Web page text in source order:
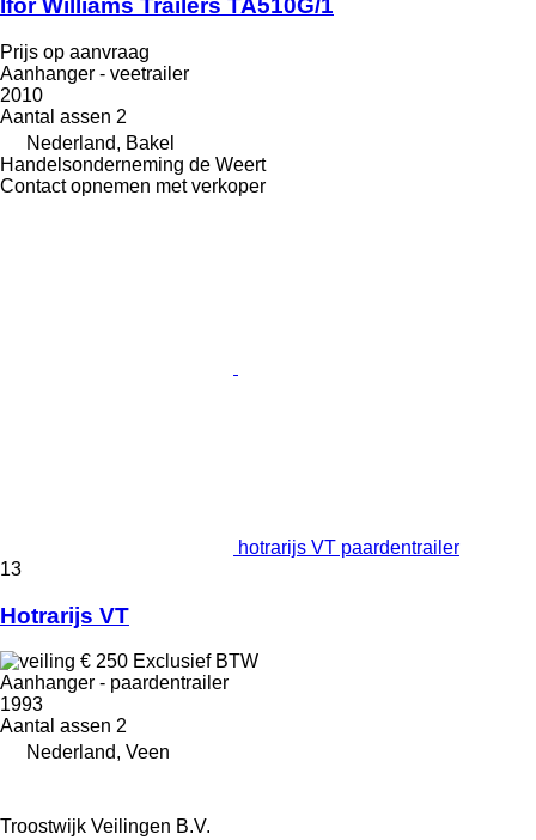
Ifor Williams Trailers TA510G/1
Prijs op aanvraag
Aanhanger - veetrailer
2010
Aantal assen 2
Nederland, Bakel
Handelsonderneming de Weert
Contact opnemen met verkoper
hotrarijs VT paardentrailer
13
Hotrarijs VT
€ 250 Exclusief BTW
Aanhanger - paardentrailer
1993
Aantal assen 2
Nederland, Veen
Troostwijk Veilingen B.V.